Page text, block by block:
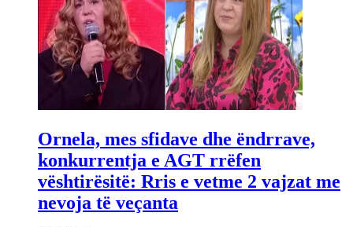
Ornela, mes sfidave dhe ëndrrave,
konkurrentja e AGT rrëfen
vështirësitë: Rris e vetme 2 vajzat me
nevoja të veçanta